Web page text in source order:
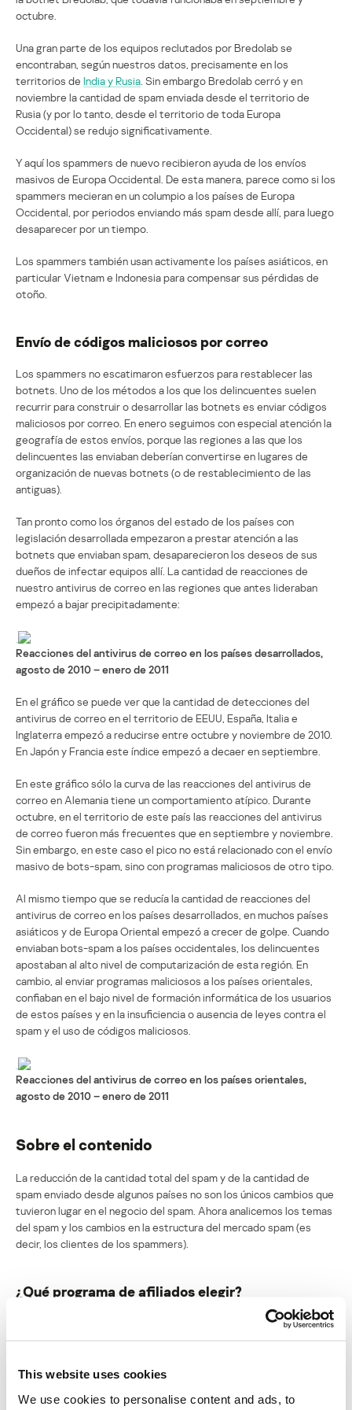
This website uses cookies
We use cookies to personalise content and ads, to
octubre.
Una gran parte de los equipos reclutados por Bredolab se
encontraban, según nuestros datos, precisamente en los
territorios de India y Rusia . Sin embargo Bredolab cerró y en
noviembre la cantidad de spam enviada desde el territorio de
Rusia (y por lo tanto, desde el territorio de toda Europa
Occidental) se redujo significativamente.
Y aquí los spammers de nuevo recibieron ayuda de los envíos
masivos de Europa Occidental. De esta manera, parece como si los
spammers mecieran en un columpio a los países de Europa
Occidental, por periodos enviando más spam desde allí, para luego
desaparecer por un tiempo.
Los spammers también usan activamente los países asiáticos, en
particular Vietnam e Indonesia para compensar sus pérdidas de
otoño.
Envío de códigos maliciosos por correo
Los spammers no escatimaron esfuerzos para restablecer las
botnets. Uno de los métodos a los que los delincuentes suelen
recurrir para construir o desarrollar las botnets es enviar códigos
maliciosos por correo. En enero seguimos con especial atención la
geografía de estos envíos, porque las regiones a las que los
delincuentes las enviaban deberían convertirse en lugares de
organización de nuevas botnets (o de restablecimiento de las
antiguas).
Tan pronto como los órganos del estado de los países con
legislación desarrollada empezaron a prestar atención a las
botnets que enviaban spam, desaparecieron los deseos de sus
dueños de infectar equipos allí. La cantidad de reacciones de
nuestro antivirus de correo en las regiones que antes lideraban
empezó a bajar precipitadamente:
Reacciones del antivirus de correo en los países desarrollados,
agosto de 2010 – enero de 2011
En el gráfico se puede ver que la cantidad de detecciones del
antivirus de correo en el territorio de EEUU, España, Italia e
Inglaterra empezó a reducirse entre octubre y noviembre de 2010.
En Japón y Francia este índice empezó a decaer en septiembre.
En este gráfico sólo la curva de las reacciones del antivirus de
correo en Alemania tiene un comportamiento atípico. Durante
octubre, en el territorio de este país las reacciones del antivirus
de correo fueron más frecuentes que en septiembre y noviembre.
Sin embargo, en este caso el pico no está relacionado con el envío
masivo de bots-spam, sino con programas maliciosos de otro tipo.
Al mismo tiempo que se reducía la cantidad de reacciones del
antivirus de correo en los países desarrollados, en muchos países
asiáticos y de Europa Oriental empezó a crecer de golpe. Cuando
enviaban bots-spam a los países occidentales, los delincuentes
apostaban al alto nivel de computarización de esta región. En
cambio, al enviar programas maliciosos a los países orientales,
confiaban en el bajo nivel de formación informática de los usuarios
de estos países y en la insuficiencia o ausencia de leyes contra el
spam y el uso de códigos maliciosos.
Reacciones del antivirus de correo en los países orientales,
agosto de 2010 – enero de 2011
Sobre el contenido
La reducción de la cantidad total del spam y de la cantidad de
spam enviado desde algunos países no son los únicos cambios que
tuvieron lugar en el negocio del spam. Ahora analicemos los temas
del spam y los cambios en la estructura del mercado spam (es
decir, los clientes de los spammers).
¿Qué programa de afiliados elegir?
La clausura del programa de afiliados SpamIt, ocurrida el 1 de
2010, uno de los principales sistemas de afiliados, SpamIt, anunció